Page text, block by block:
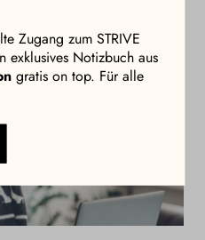
Zugang zum STRIVE
exklusives Notizbuch aus
gratis on top. Für alle